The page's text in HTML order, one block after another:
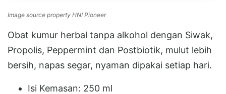
Image source property HNI Pioneer
Obat kumur herbal tanpa alkohol dengan Siwak,
Propolis, Peppermint dan Postbiotik, mulut lebih
bersih, napas segar, nyaman dipakai setiap hari.
Isi Kemasan: 250 ml